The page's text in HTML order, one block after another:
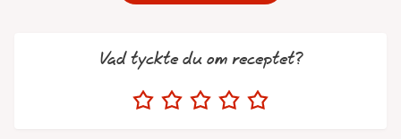
Vad tyckte du om receptet?